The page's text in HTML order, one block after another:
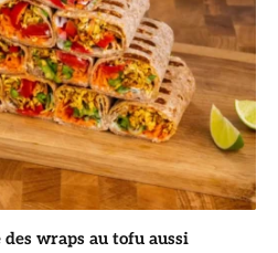
des wraps au tofu aussi